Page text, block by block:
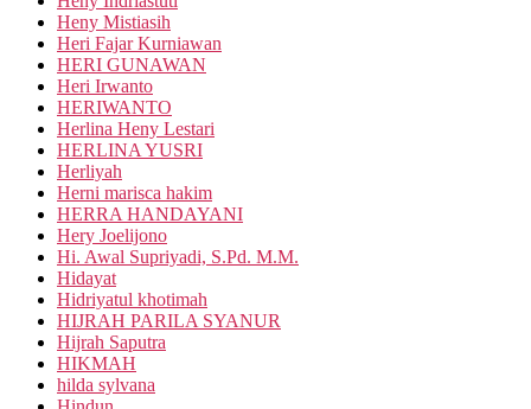
Heny Mistiasih
Heri Fajar Kurniawan
HERI GUNAWAN
Heri Irwanto
HERIWANTO
Herlina Heny Lestari
HERLINA YUSRI
Herliyah
Herni marisca hakim
HERRA HANDAYANI
Hery Joelijono
Hi. Awal Supriyadi, S.Pd. M.M.
Hidayat
Hidriyatul khotimah
HIJRAH PARILA SYANUR
Hijrah Saputra
HIKMAH
hilda sylvana